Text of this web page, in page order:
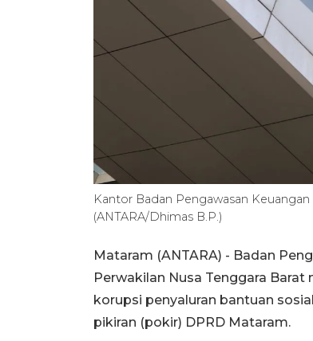
Kantor Badan Pengawasan
(ANTARA/Dhimas B.P.)
Mataram (ANTARA) - Badan
Perwakilan Nusa Tenggara
korupsi penyaluran bantuan
pikiran (pokir) DPRD Mataram.